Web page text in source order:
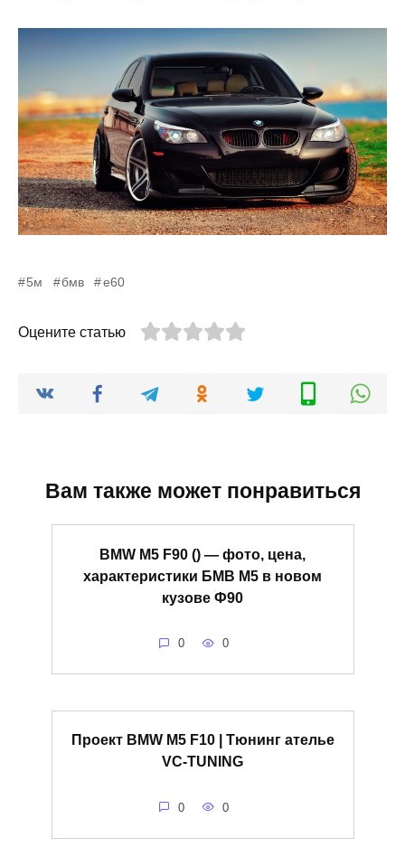
5м бмв е60
Оцените статью
Вам также может понравиться
BMW M5 F90 () — фото, цена,
характеристики БМВ М5 в новом
кузове Ф90
0 0
Проект BMW M5 F10 | Тюнинг ателье
VC-TUNING
0 0